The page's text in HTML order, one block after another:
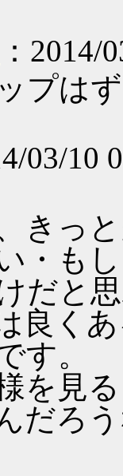
：
プは
03/10
きっ
・も
だと
良く
す。
を見
だろ